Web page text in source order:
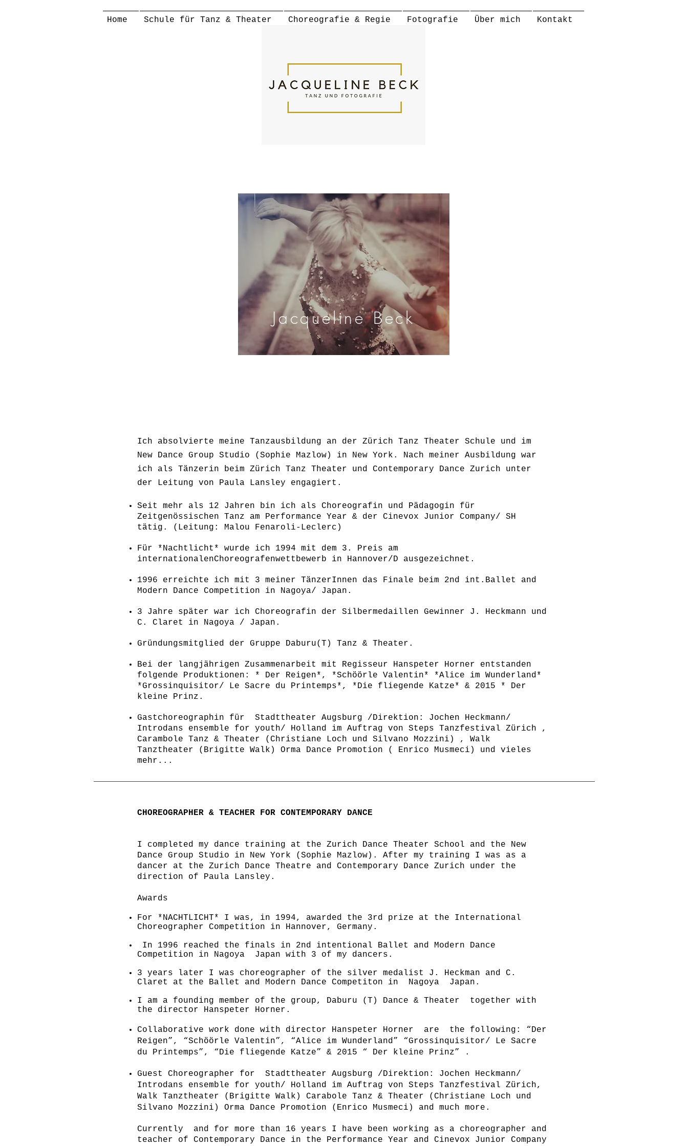
Home Schule für Tanz & Theater Choreografie & Regie Fotografie Über mich Kontakt
Pädagogin für
Zeitgenössischen
Tanz
Jacqueline Beck
Ich absolvierte meine Tanzausbildung an der Zürich Tanz Theater Schule und im
New Dance Group Studio (Sophie Mazlow) in New York. Nach meiner Ausbildung war
ich als Tänzerin beim Zürich Tanz Theater und Contemporary Dance Zurich unter
der Leitung von Paula Lansley engagiert.
Seit mehr als 12 Jahren bin ich als Choreografin und Pädagogin für
Zeitgenössischen Tanz am Performance Year & der Cinevox Junior Company/ SH
tätig. (Leitung: Malou Fenaroli-Leclerc)
Für *Nachtlicht* wurde ich 1994 mit dem 3. Preis am
internationalenChoreografenwettbewerb in Hannover/D ausgezeichnet.
1996 erreichte ich mit 3 meiner TänzerInnen das Finale beim 2nd int.Ballet and
Modern Dance Competition in Nagoya/ Japan.
3 Jahre später war ich Choreografin der Silbermedaillen Gewinner J. Heckmann und
C. Claret in Nagoya / Japan.
Gründungsmitglied der Gruppe Daburu(T) Tanz & Theater.
Bei der langjährigen Zusammenarbeit mit Regisseur Hanspeter Horner entstanden
folgende Produktionen: * Der Reigen*, *Schöörle Valentin* *Alice im Wunderland*
*Grossinquisitor/ Le Sacre du Printemps*, *Die fliegende Katze* & 2015 * Der
kleine Prinz.
Gastchoreographin für Stadttheater Augsburg /Direktion: Jochen Heckmann/
Introdans ensemble for youth/ Holland im Auftrag von Steps Tanzfestival Zürich ,
Carambole Tanz & Theater (Christiane Loch und Silvano Mozzini) , Walk
Tanztheater (Brigitte Walk) Orma Dance Promotion ( Enrico Musmeci) und vieles
mehr...
CHOREOGRAPHER & TEACHER FOR CONTEMPORARY DANCE
I completed my dance training at the Zurich Dance Theater School and the New
Dance Group Studio in New York (Sophie Mazlow). After my training I was as a
dancer at the Zurich Dance Theatre and Contemporary Dance Zurich under the
direction of Paula Lansley.
Awards
For *NACHTLICHT* I was, in 1994, awarded the 3rd prize at the International
Choreographer Competition in Hannover, Germany.
In 1996 reached the finals in 2nd intentional Ballet and Modern Dance
Competition in Nagoya Japan with 3 of my dancers.
3 years later I was choreographer of the silver medalist J. Heckman and C.
Claret at the Ballet and Modern Dance Competiton in Nagoya Japan.
I am a founding member of the group, Daburu (T) Dance & Theater together with
the director Hanspeter Horner.
Collaborative work done with director Hanspeter Horner are the following: “Der
Reigen”, “Schöörle Valentin”, “Alice im Wunderland” “Grossinquisitor/ Le Sacre
du Printemps”, “Die fliegende Katze” & 2015 “ Der kleine Prinz” .
Guest Choreographer for Stadttheater Augsburg /Direktion: Jochen Heckmann/
Introdans ensemble for youth/ Holland im Auftrag von Steps Tanzfestival Zürich,
Walk Tanztheater (Brigitte Walk) Carabole Tanz & Theater (Christiane Loch und
Silvano Mozzini) Orma Dance Promotion (Enrico Musmeci) and much more.
Currently and for more than 16 years I have been working as a choreographer and
teacher of Contemporary Dance in the Performance Year and Cinevox Junior Company